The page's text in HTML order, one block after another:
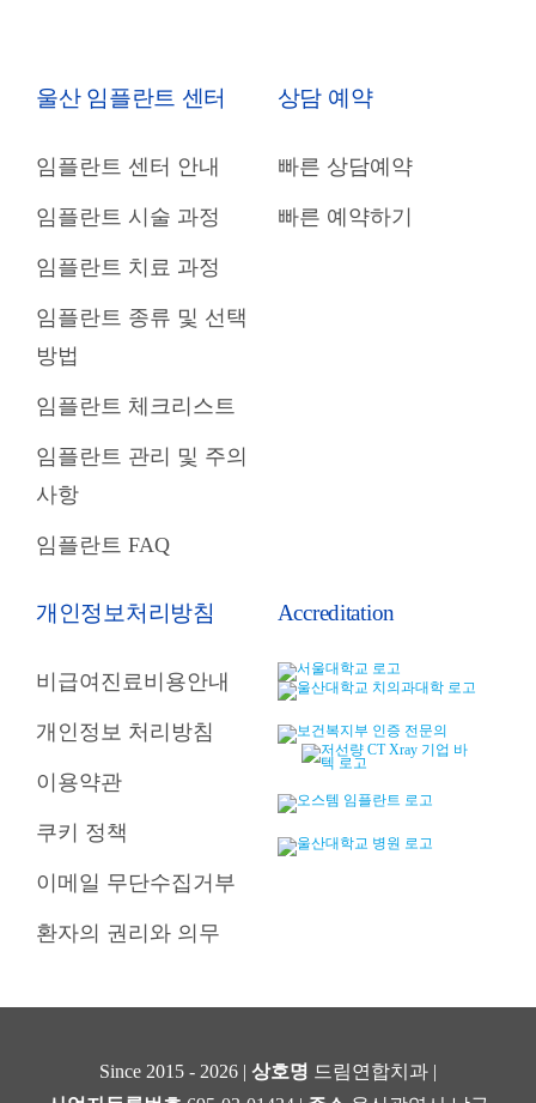
울산 임플란트 센터
임플란트 센터 안내
임플란트 시술 과정
임플란트 치료 과정
임플란트 종류 및 선택
방법
임플란트 체크리스트
임플란트 관리 및 주의
사항
임플란트 FAQ
상담 예약
빠른 상담예약
빠른 예약하기
개인정보처리방침
비급여진료비용안내
개인정보 처리방침
이용약관
쿠키 정책
이메일 무단수집거부
환자의 권리와 의무
Accreditation
Since 2015 - 2026 | 상호명 드림연합치과 |